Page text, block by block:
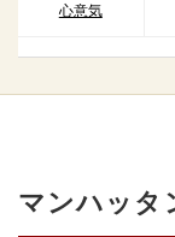
心意気
マンハッタ